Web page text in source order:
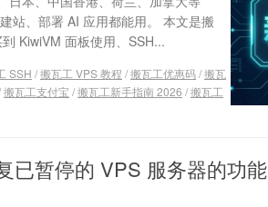
站、部署 AI 应用都能用。 本文是搬
KiwiVM 面板使用、SSH...
SSH /搬瓦工 VPS 教程 /搬瓦工优惠码/搬瓦
搬瓦工支付宝 /搬瓦工新手指南 2026 /搬瓦工
已暂停的 VPS 服务器的功能